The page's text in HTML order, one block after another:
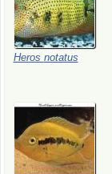
Heros notatus